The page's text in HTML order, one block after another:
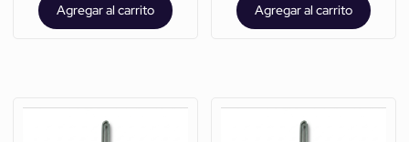
Agregar al carrito Agregar al carrito